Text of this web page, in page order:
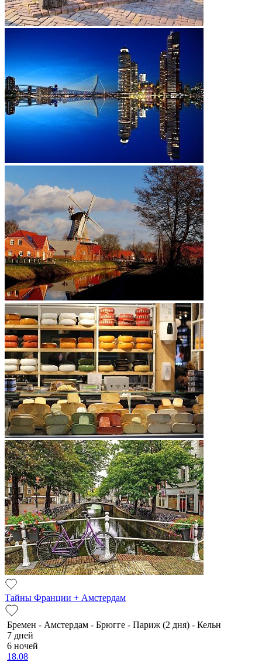
Тайны Франции + Амстердам
Бремен - Амстердам - Брюгге - Париж (2 дня) - Кельн
7 дней
6 ночей
18.08